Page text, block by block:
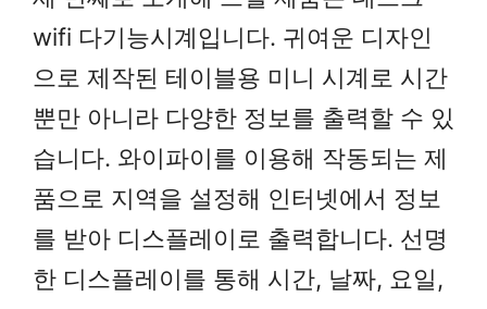
wifi 다기능시계입니다. 귀여운 디자인
으로 제작된 테이블용 미니 시계로 시간
뿐만 아니라 다양한 정보를 출력할 수 있
습니다. 와이파이를 이용해 작동되는 제
품으로 지역을 설정해 인터넷에서 정보
를 받아 디스플레이로 출력합니다. 선명
한 디스플레이를 통해 시간, 날짜, 요일,